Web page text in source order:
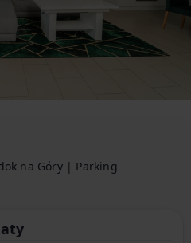
na Góry | Parking